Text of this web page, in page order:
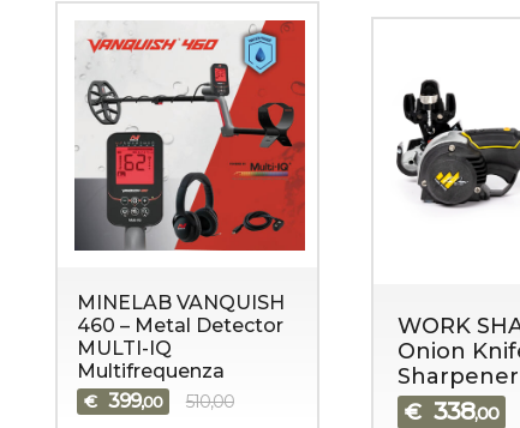
WORK
Onion
Sharpener
€ 338,00
MINELAB VANQUISH
460 – Metal Detector
MULTI-IQ
Multifrequenza
€ 399,00 510,00